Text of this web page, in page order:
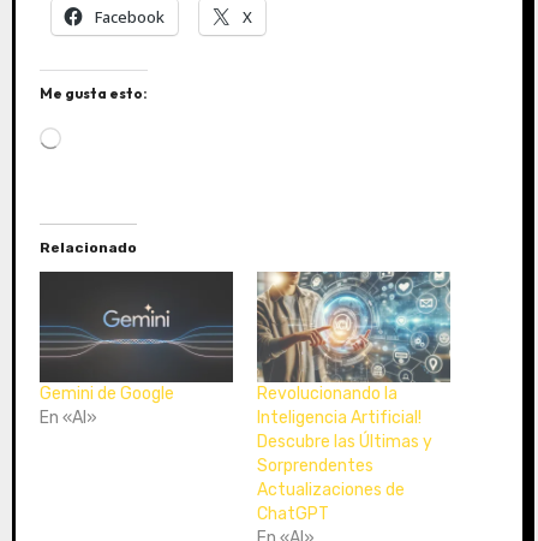
Facebook X
Me gusta esto:
a
n
.
.
.
Relacionado
Gemini de Google
En «AI»
Revolucionando la
Inteligencia Artificial!
Descubre las Últimas y
Sorprendentes
Actualizaciones de
ChatGPT